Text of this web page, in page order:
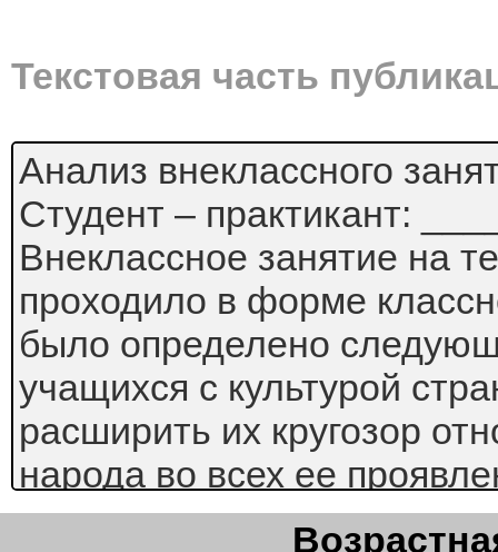
Текстовая часть
Анализ внеклассного
Студент – практикант:
Внеклассное занятие на
проходило в форме
было определено
учащихся с культурой
расширить их кругозор
народа во всех ее
и заинтересовать ,